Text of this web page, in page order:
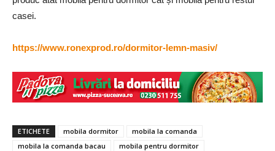
casei.
https://www.ronexprod.ro/dormitor-lemn-masiv/
ETICHETE mobila dormitor
mobila la comanda
mobila la comanda bacau
mobila pentru dormitor